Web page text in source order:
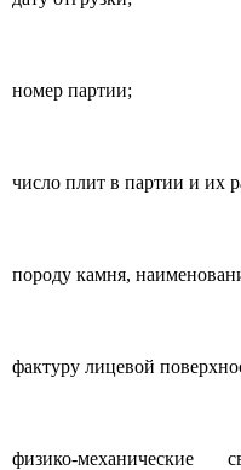
номер партии;
число плит в партии и их
породу камня,
фактуру лицевой
физико-механические